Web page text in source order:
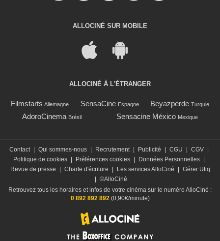
ALLOCINÉ SUR MOBILE
ALLOCINÉ À L'ÉTRANGER
Filmstarts Allemagne SensaCine Espagne Beyazperde Turquie
AdoroCinema Brésil Sensacine México Mexique
Contact Qui sommes-nous Recrutement Publicité CGU CGV
Politique de cookies
Préférences cookies Données Personnelles
Revue de presse
Charte d'écriture Les services AlloCiné
Gérer Utiq
©AlloCiné
Retrouvez tous les horaires et infos de votre cinéma sur le numéro AlloCiné :
0 892 892 892(0,90€/minute)